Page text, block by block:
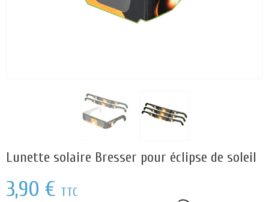
Lunette solaire Bresser pour éclipse de soleil
3,90 € TTC